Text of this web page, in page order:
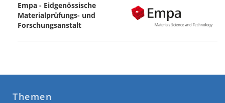
Empa - Eidgenössische
Materialprüfungs- und
Forschungsanstalt
Themen